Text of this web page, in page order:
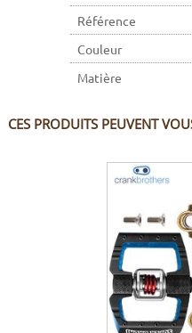
Référence
Couleur
Matière
CES PRODUITS PEUVENT